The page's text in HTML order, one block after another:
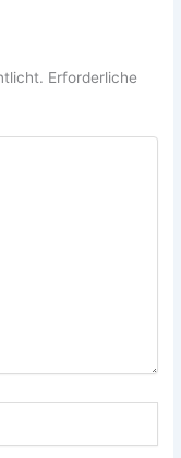
Erforderliche